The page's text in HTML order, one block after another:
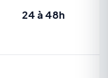
24 à 48h